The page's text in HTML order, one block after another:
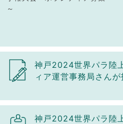
～
神戸2024世界パラ陸
ィア運営事務局さん
神戸2024世界パラ陸